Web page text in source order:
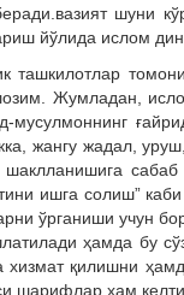
шуни
йўлида ислом
ташкилотлар
Жумладан,
мусулмоннинг
жангу жадал,
шаклланишига
ишга солиш”
ўрганиши учун
ҳамда бу
хизмат қилишни
шарифлар ҳам